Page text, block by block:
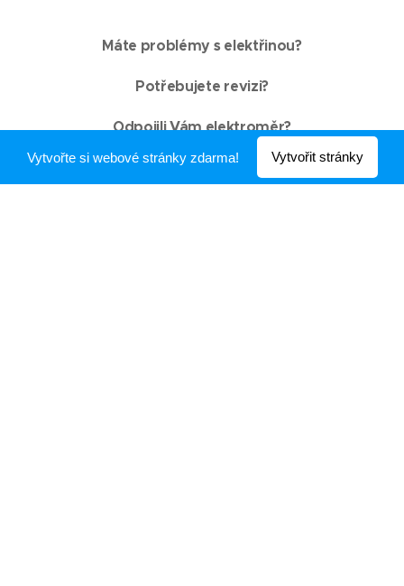
Máte problémy s elektřinou?
Potřebujete revizi?
Odpojili Vám elektroměr?
Nejdou Vám zásuvky?
Vytvořte si webové stránky zdarma! Vytvořit stránky